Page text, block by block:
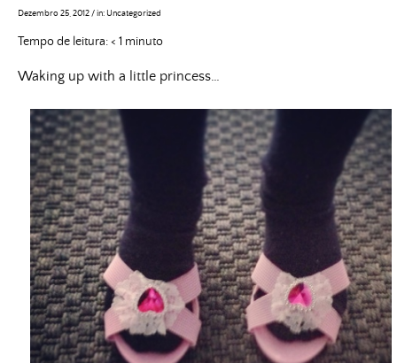
Dezembro 25, 2012/in: Uncategorized
Tempo de leitura:< 1 minuto
Waking up with a little princess…